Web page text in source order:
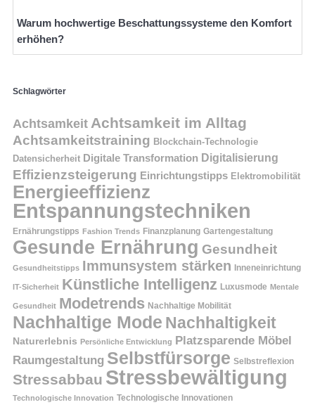
Warum hochwertige Beschattungssysteme den Komfort
erhöhen?
Schlagwörter
Achtsamkeit Achtsamkeit im Alltag
Achtsamkeitstraining Blockchain-Technologie
Datensicherheit Digitale Transformation Digitalisierung
Effizienzsteigerung Einrichtungstipps Elektromobilität
Energieeffizienz
Entspannungstechniken
Ernährungstipps Fashion Trends Finanzplanung Gartengestaltung
Gesunde Ernährung Gesundheit
Gesundheitstipps Immunsystem stärken Inneneinrichtung
IT-Sicherheit Künstliche Intelligenz Luxusmode Mentale
Gesundheit Modetrends Nachhaltige Mobilität
Nachhaltige Mode Nachhaltigkeit
Naturerlebnis Persönliche Entwicklung Platzsparende Möbel
Raumgestaltung Selbstfürsorge Selbstreflexion
Stressabbau Stressbewältigung
Technologische Innovation Technologische Innovationen